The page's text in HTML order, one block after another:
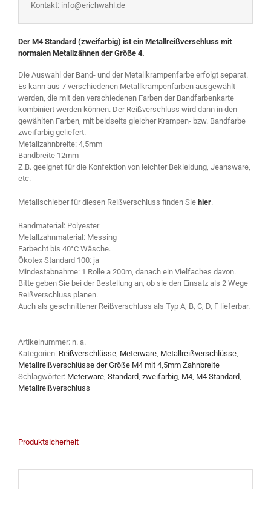
Kontakt: info@erichwahl.de
Der M4 Standard (zweifarbig) ist ein Metallreißverschluss mit
normalen Metallzähnen der Größe 4.
Die Auswahl der Band- und der Metallkrampenfarbe erfolgt separat.
Es kann aus 7 verschiedenen Metallkrampenfarben ausgewählt
werden, die mit den verschiedenen Farben der Bandfarbenkarte
kombiniert werden können. Der Reißverschluss wird dann in den
gewählten Farben, mit beidseits gleicher Krampen- bzw. Bandfarbe
zweifarbig geliefert.
Metallzahnbreite: 4,5mm
Bandbreite 12mm
Z.B. geeignet für die Konfektion von leichter Bekleidung, Jeansware,
etc.
Metallschieber für diesen Reißverschluss finden Sie hier.
Bandmaterial: Polyester
Metallzahnmaterial: Messing
Farbecht bis 40°C Wäsche.
Ökotex Standard 100: ja
Mindestabnahme: 1 Rolle a 200m, danach ein Vielfaches davon.
Bitte geben Sie bei der Bestellung an, ob sie den Einsatz als 2 Wege
Reißverschluss planen.
Auch als geschnittener Reißverschluss als Typ A, B, C, D, F lieferbar.
Artikelnummer: n. a.
Kategorien: Reißverschlüsse, Meterware, Metallreißverschlüsse,
Metallreißverschlüsse der Größe M4 mit 4,5mm Zahnbreite
Schlagwörter: Meterware, Standard, zweifarbig, M4, M4 Standard,
Metallreißverschluss
Produktsicherheit